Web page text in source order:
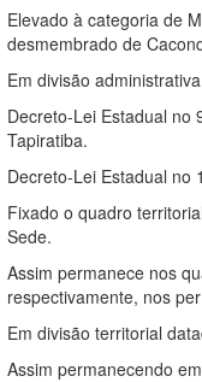
Elevado à categoria de
desmembrado de
Em divisão
Decreto-Lei Estadual no
Tapiratiba.
Decreto-Lei Estadual no
Fixado o quadro
Sede.
Assim permanece nos
respectivamente, nos
Em divisão territorial
Assim permanecendo